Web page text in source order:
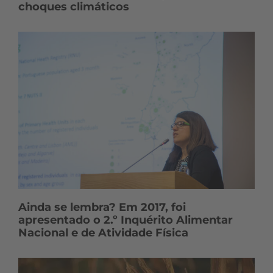
choques climáticos
Ainda se lembra? Em 2017, foi
apresentado o 2.º Inquérito Alimentar
Nacional e de Atividade Física